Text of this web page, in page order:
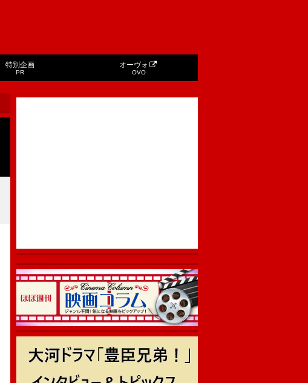
特別企画
PR
オーヴォ
OVO